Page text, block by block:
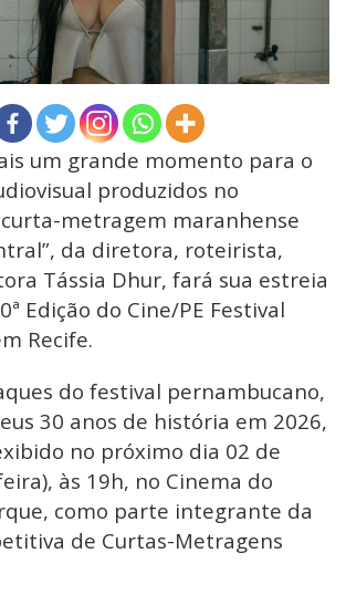
um grande momento para o
produzidos no
metragem maranhense
da diretora, roteirista,
Tássia Dhur, fará sua estreia
Edição do Cine/PE Festival
Recife.
do festival pernambucano,
30 anos de história em 2026,
no próximo dia 02 de
às 19h, no Cinema do
como parte integrante da
de Curtas-Metragens